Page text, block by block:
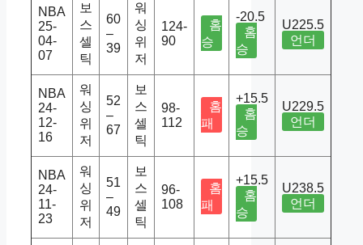
NBA
25-
04-
07
보
스
셀
틱
60
–
39
워
싱
위
저
124-
90
홈
승
-20.5
홈
승
U225.5
언더
NBA
24-
12-
16
워
싱
위
저
52
–
67
보
스
셀
틱
98-
112
홈
패
+15.5
홈
승
U229.5
언더
NBA
24-
11-
23
워
싱
위
저
51
–
49
보
스
셀
틱
96-
108
홈
패
+15.5
홈
승
U238.5
언더